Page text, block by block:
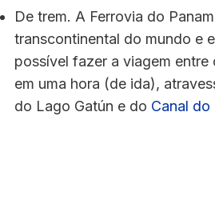
De trem. A Ferrovia do
transcontinental do mundo e
possível fazer a viagem
em uma hora (de ida),
do Lago Gatún e do Canal do